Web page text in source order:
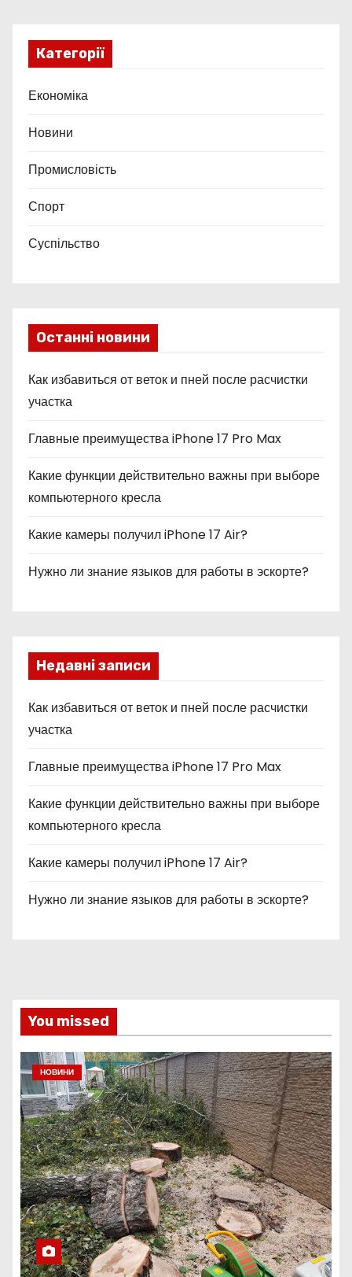
Категорії
Економіка
Новини
Промисловість
Спорт
Суспільство
Останні новини
Как избавиться от веток и пней после расчистки
участка
Главные преимущества iPhone 17 Pro Max
Какие функции действительно важны при выборе
компьютерного кресла
Какие камеры получил iPhone 17 Air?
Нужно ли знание языков для работы в эскорте?
Недавні записи
Как избавиться от веток и пней после расчистки
участка
Главные преимущества iPhone 17 Pro Max
Какие функции действительно важны при выборе
компьютерного кресла
Какие камеры получил iPhone 17 Air?
Нужно ли знание языков для работы в эскорте?
You missed
НОВИНИ